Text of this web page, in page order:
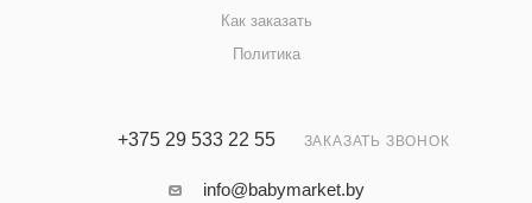
Как заказать
Политика
+375 29 533 22 55 ЗАКАЗАТЬ ЗВОНОК
info@babymarket.by